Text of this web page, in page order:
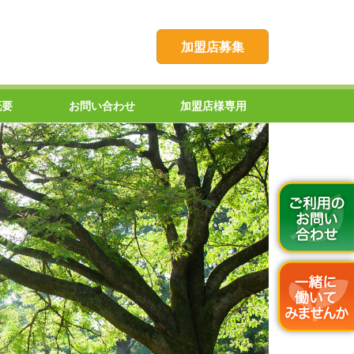
加盟店募集
お問い合わせ 加盟店様専用